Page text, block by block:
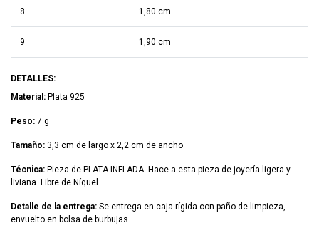
8 1,80 cm
9 1,90 cm
DETALLES:
Material: Plata 925
Peso: 7 g
Tamaño: 3,3 cm de largo x 2,2 cm de ancho
Técnica: Pieza de PLATA INFLADA. Hace a esta pieza de joyería ligera y
liviana. Libre de Níquel.
Detalle de la entrega: Se entrega en caja rígida con paño de limpieza,
envuelto en bolsa de burbujas.